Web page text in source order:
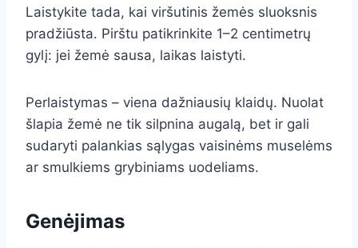
Laistykite tada, kai viršutinis žemės sluoksnis
pradžiūsta. Pirštu patikrinkite 1–2 centimetrų
gylį: jei žemė sausa, laikas laistyti.
Perlaistymas – viena dažniausių klaidų. Nuolat
šlapia žemė ne tik silpnina augalą, bet ir gali
sudaryti palankias sąlygas vaisinėms muselėms
ar smulkiems grybiniams uodeliams.
Genėjimas